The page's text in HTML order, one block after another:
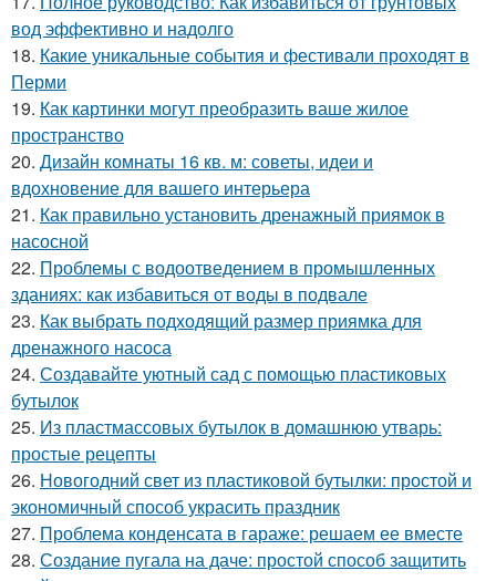
вод эффективно и надолго
18. Какие уникальные события и фестивали проходят в
Перми
19. Как картинки могут преобразить ваше жилое
пространство
20. Дизайн комнаты 16 кв. м: советы, идеи и
вдохновение для вашего интерьера
21. Как правильно установить дренажный приямок в
насосной
22. Проблемы с водоотведением в промышленных
зданиях: как избавиться от воды в подвале
23. Как выбрать подходящий размер приямка для
дренажного насоса
24. Создавайте уютный сад с помощью пластиковых
бутылок
25. Из пластмассовых бутылок в домашнюю утварь:
простые рецепты
26. Новогодний свет из пластиковой бутылки: простой и
экономичный способ украсить праздник
27. Проблема конденсата в гараже: решаем ее вместе
28. Создание пугала на даче: простой способ защитить